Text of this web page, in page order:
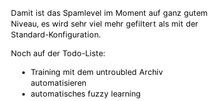
Damit ist das Spamlevel im Moment auf ganz gutem
Niveau, es wird sehr viel mehr gefiltert als mit der
Standard-Konfiguration.
Noch auf der Todo-Liste:
Training mit dem untroubled Archiv
automatisieren
automatisches fuzzy learning